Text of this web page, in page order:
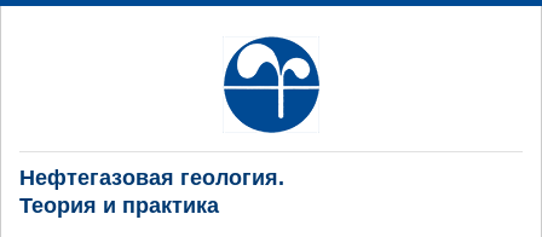
Нефтегазовая геология.
Теория и практика